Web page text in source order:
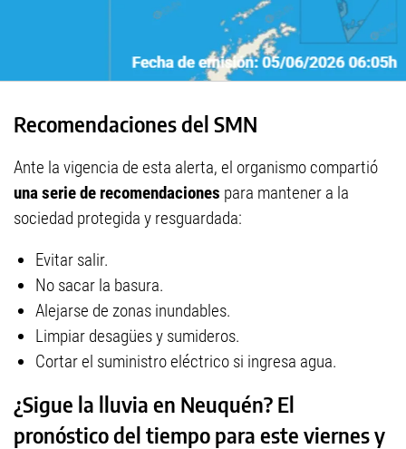
Recomendaciones del SMN
Ante la vigencia de esta alerta, el organismo compartió
una serie de recomendaciones para mantener a la
sociedad protegida y resguardada:
Evitar salir.
No sacar la basura.
Alejarse de zonas inundables.
Limpiar desagües y sumideros.
Cortar el suministro eléctrico si ingresa agua.
¿Sigue la lluvia en Neuquén? El
pronóstico del tiempo para este viernes y